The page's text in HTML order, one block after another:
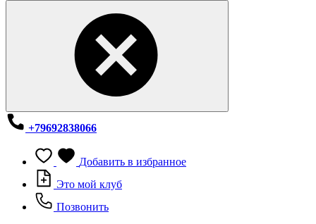
+79692838066
Добавить в избранное
Это мой клуб
Позвонить